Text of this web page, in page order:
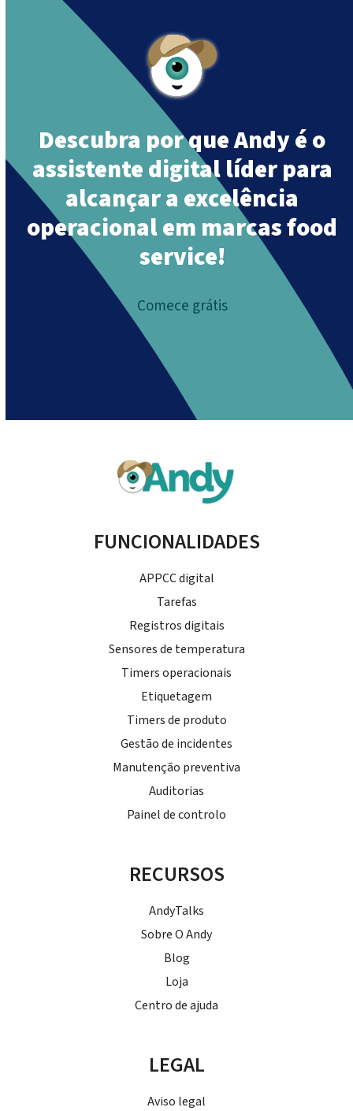
Descubra por que Andy é o
assistente digital líder para
alcançar a excelência
operacional em marcas food
service!
Comece grátis
FUNCIONALIDADES
APPCC digital
Tarefas
Registros digitais
Sensores de temperatura
Timers operacionais
Etiquetagem
Timers de produto
Gestão de incidentes
Manutenção preventiva
Auditorias
Painel de controlo
RECURSOS
AndyTalks
Sobre O Andy
Blog
Loja
Centro de ajuda
LEGAL
Aviso legal